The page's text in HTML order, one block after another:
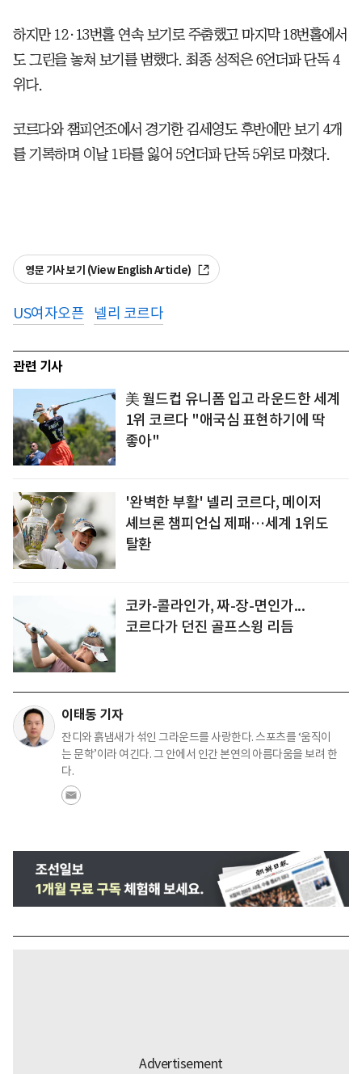
하지만 12·13번홀 연속 보기로 주춤했고 마지막 18번홀에서
도 그린을 놓쳐 보기를 범했다. 최종 성적은 6언더파 단독 4
위다.
코르다와 챔피언조에서 경기한 김세영도 후반에만 보기 4개
를 기록하며 이날 1타를 잃어 5언더파 단독 5위로 마쳤다.
영문 기사 보기 (View English Article)
US여자오픈 넬리 코르다
관련 기사
美 월드컵 유니폼 입고 라운드한 세계
1위 코르다 "애국심 표현하기에 딱
좋아"
'완벽한 부활' 넬리 코르다, 메이저
셰브론 챔피언십 제패…세계 1위도
탈환
코카-콜라인가, 짜-장-면인가...
코르다가 던진 골프스윙 리듬
이태동 기자
잔디와 흙냄새가 섞인 그라운드를 사랑한다. 스포츠를 ‘움직이
는 문학’이라 여긴다. 그 안에서 인간 본연의 아름다움을 보려 한
다.